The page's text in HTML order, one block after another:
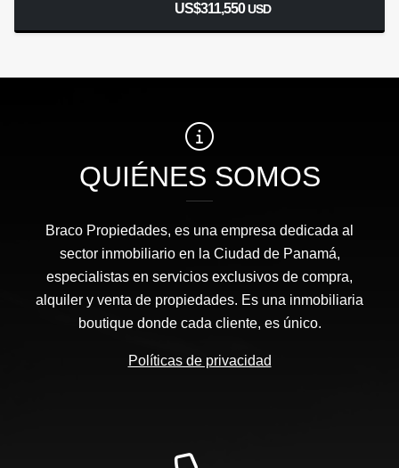
US$311,550USD
QUIÉNES SOMOS
Braco Propiedades, es una empresa dedicada al
sector inmobiliario en la Ciudad de Panamá,
especialistas en servicios exclusivos de compra,
alquiler y venta de propiedades. Es una inmobiliaria
boutique donde cada cliente, es único.
Políticas de privacidad